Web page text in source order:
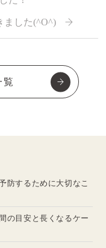
ました(^O^)
覧
防するために大切なこ
の目安と長くなるケー